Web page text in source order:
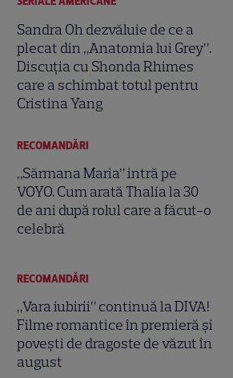
Sandra Oh dezvăluie de ce a
plecat din „Anatomia lui Grey”.
Discuția cu Shonda Rhimes
care a schimbat totul pentru
Cristina Yang
RECOMANDĂRI
„Sărmana Maria” intră pe
VOYO. Cum arată Thalía la 30
de ani după rolul care a făcut-o
celebră
RECOMANDĂRI
„Vara iubirii” continuă la DIVA!
Filme romantice în premieră și
povești de dragoste de văzut în
august